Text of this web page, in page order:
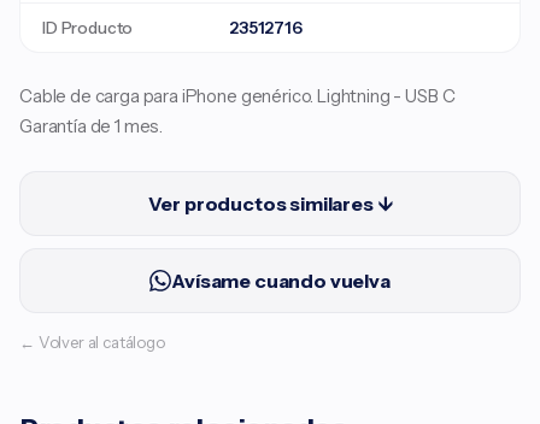
ID Producto 23512716
Cable de carga para iPhone genérico. Lightning - USB C
Garantía de 1 mes.
Ver productos similares ↓
Avísame cuando vuelva
← Volver al catálogo